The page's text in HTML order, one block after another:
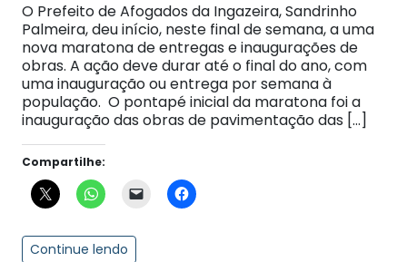
O Prefeito de Afogados da Ingazeira, Sandrinho
Palmeira, deu início, neste final de semana, a uma
nova maratona de entregas e inaugurações de
obras. A ação deve durar até o final do ano, com
uma inauguração ou entrega por semana à
população. O pontapé inicial da maratona foi a
inauguração das obras de pavimentação das […]
Compartilhe:
Continue lendo